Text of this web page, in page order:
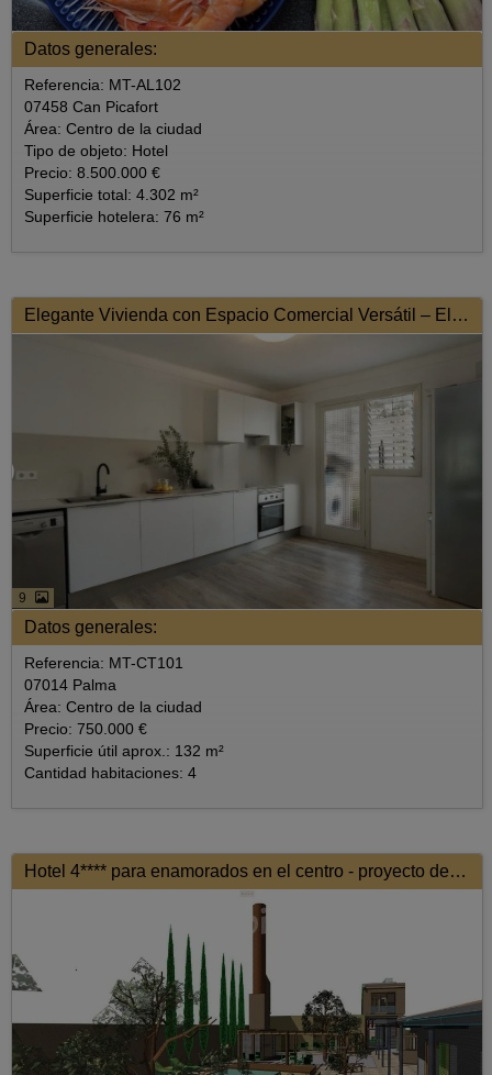
Datos generales:
Referencia: MT-AL102
07458 Can Picafort
Área: Centro de la ciudad
Tipo de objeto: Hotel
Precio: 8.500.000 €
Superficie total: 4.302 m²
Superficie hotelera: 76 m²
Elegante Vivienda con Espacio Comercial Versátil – Elegancia y Funcionalidad en Perfecta Armonía
9
Datos generales:
Referencia: MT-CT101
07014 Palma
Área: Centro de la ciudad
Precio: 750.000 €
Superficie útil aprox.: 132 m²
Cantidad habitaciones: 4
Hotel 4**** para enamorados en el centro - proyecto de obra nueva